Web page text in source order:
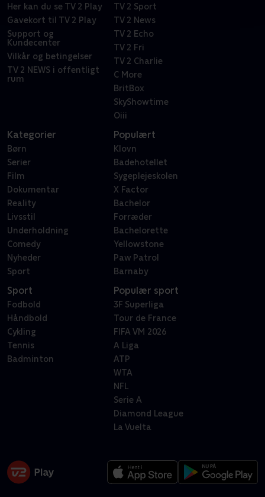
Her kan du se TV 2 Play
Gavekort til TV 2 Play
Support og
Kundecenter
Vilkår og betingelser
TV 2 NEWS i offentligt
rum
TV 2 Sport
TV 2 News
TV 2 Echo
TV 2 Fri
TV 2 Charlie
C More
BritBox
SkyShowtime
Oiii
Kategorier
Børn
Serier
Film
Dokumentar
Reality
Livsstil
Underholdning
Comedy
Nyheder
Sport
Populært
Klovn
Badehotellet
Sygeplejeskolen
X Factor
Bachelor
Forræder
Bachelorette
Yellowstone
Paw Patrol
Barnaby
Sport
Fodbold
Håndbold
Cykling
Tennis
Badminton
Populær sport
3F Superliga
Tour de France
FIFA VM 2026
A Liga
ATP
WTA
NFL
Serie A
Diamond League
La Vuelta